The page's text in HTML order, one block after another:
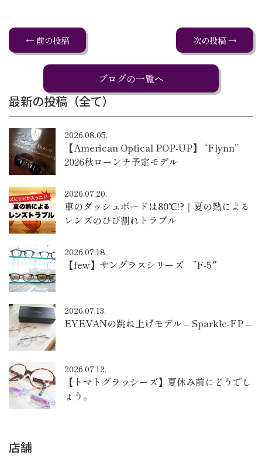
← 前の投稿 次の投稿 →
ブログの一覧へ
最新の投稿（全て）
2026.08.05.
【American Optical POP-UP】 “Flynn”
2026秋ローンチ予定モデル
2026.07.20.
車のダッシュボードは80℃!?｜夏の熱による
レンズのひび割れトラブル
2026.07.18.
【few】サングラスシリーズ ”F-5″
2026.07.13.
EYEVANの跳ね上げモデル – Sparkle-FP –
2026.07.12.
【トマトグラッシーズ】夏休み前にどうでし
ょう。
店舗